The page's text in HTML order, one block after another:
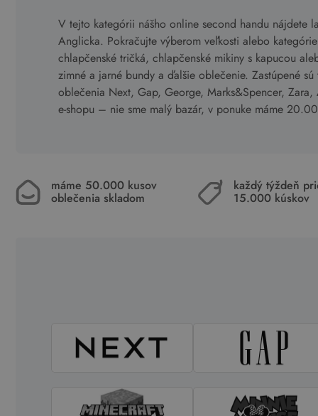
V tejto kategórii nášho online second handu nájdete
Anglicka. Pokračujte výberom veľkosti alebo
chlapčenské tričká, chlapčenské mikiny s kapucou
zimné a jarné bundy a ďalšie oblečenie. Zastúpené
oblečenia Next, Gap, George, Marks&Spencer,
e-shopu – nie sme malý bazár, v ponuke máme
máme 50.000 kusov
oblečenia skladom
každý týždeň
15.000 kúskov